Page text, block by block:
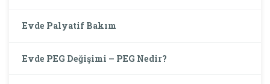
Evde Palyatif Bakım
Evde PEG Değişimi – PEG Nedir?